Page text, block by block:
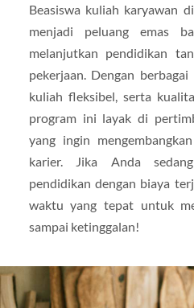
Beasiswa kuliah karyawan
menjadi peluang emas
melanjutkan pendidikan
pekerjaan. Dengan
kuliah fleksibel, serta
program ini layak di
yang ingin
karier. Jika Anda
pendidikan dengan biaya
waktu yang tepat untuk
sampai ketinggalan!